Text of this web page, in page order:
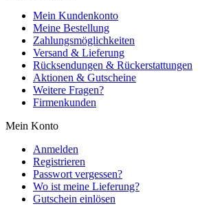
Mein Kundenkonto
Meine Bestellung
Zahlungsmöglichkeiten
Versand & Lieferung
Rücksendungen & Rückerstattungen
Aktionen & Gutscheine
Weitere Fragen?
Firmenkunden
Mein Konto
Anmelden
Registrieren
Passwort vergessen?
Wo ist meine Lieferung?
Gutschein einlösen